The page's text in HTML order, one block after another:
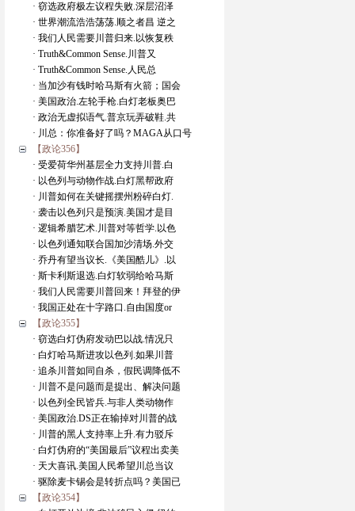
· 窃选政府极左议程失败.深层沼泽
· 世界潮流浩浩荡荡.顺之者昌 逆之
· 我们人民需要川普归来.以恢复秩
· Truth&Common Sense.川普又
· Truth&Common Sense.人民总
· 当加沙有钱时哈马斯有火箭；国会
· 美国政治.左轮手枪.白灯老板奥巴
· 政治无虚拟语气.普京玩弄破鞋.共
· 川总：你准备好了吗？MAGA从口号
【政论356】
· 受爱荷华州基层全力支持川普.白
· 以色列与动物作战.白灯黑帮政府
· 川普如何在关键摇摆州粉碎白灯.
· 袭击以色列只是预演.美国才是目
· 逻辑希腊艺术.川普对等哲学.以色
· 以色列通知联合国加沙清场.外交
· 乔丹有望当议长.《美国酷儿》.以
· 斯卡利斯退选.白灯软弱给哈马斯
· 我们人民需要川普回来！拜登的伊
· 我国正处在十字路口.自由国度or
【政论355】
· 窃选白灯伪府发动巴以战.情况只
· 白灯哈马斯进攻以色列.如果川普
· 追杀川普如同自杀，假民调降低不
· 川普不是问题而是提出、解决问题
· 以色列全民皆兵.与非人类动物作
· 美国政治.DS正在输掉对川普的战
· 川普的黑人支持率上升.有力驳斥
· 白灯伪府的“美国最后”议程出卖美
· 天大喜讯.美国人民希望川总当议
· 驱除麦卡锡会是转折点吗？美国已
【政论354】